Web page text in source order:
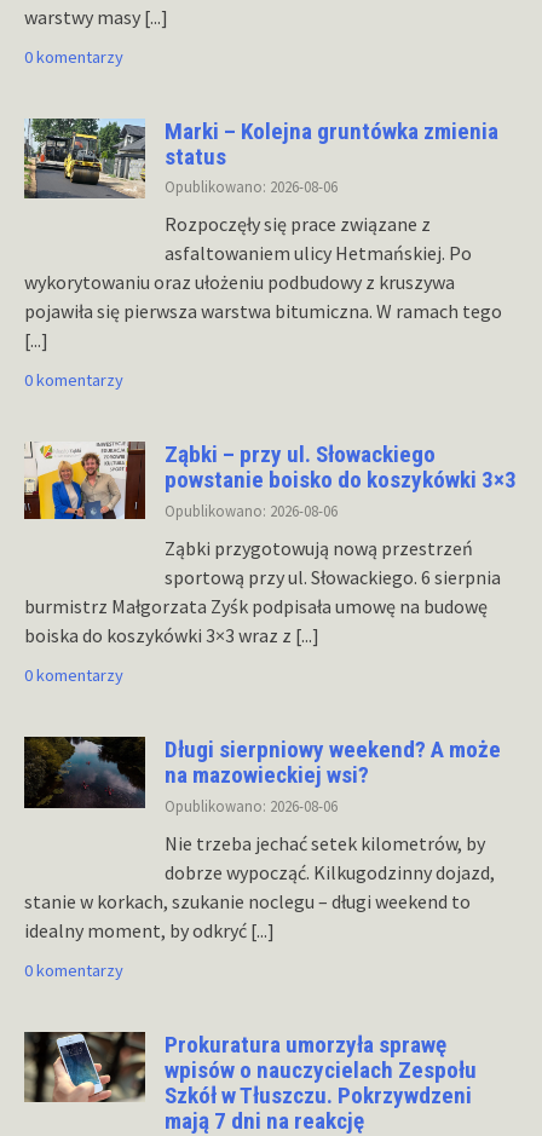
warstwy masy [...]
0 komentarzy
Marki – Kolejna gruntówka zmienia
status
Opublikowano: 2026-08-06
Rozpoczęły się prace związane z
asfaltowaniem ulicy Hetmańskiej. Po
wykorytowaniu oraz ułożeniu podbudowy z kruszywa
pojawiła się pierwsza warstwa bitumiczna. W ramach tego
[...]
0 komentarzy
Ząbki – przy ul. Słowackiego
powstanie boisko do koszykówki 3×3
Opublikowano: 2026-08-06
Ząbki przygotowują nową przestrzeń
sportową przy ul. Słowackiego. 6 sierpnia
burmistrz Małgorzata Zyśk podpisała umowę na budowę
boiska do koszykówki 3×3 wraz z [...]
0 komentarzy
Długi sierpniowy weekend? A może
na mazowieckiej wsi?
Opublikowano: 2026-08-06
Nie trzeba jechać setek kilometrów, by
dobrze wypocząć. Kilkugodzinny dojazd,
stanie w korkach, szukanie noclegu – długi weekend to
idealny moment, by odkryć [...]
0 komentarzy
Prokuratura umorzyła sprawę
wpisów o nauczycielach Zespołu
Szkół w Tłuszczu. Pokrzywdzeni
mają 7 dni na reakcję